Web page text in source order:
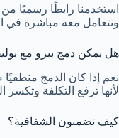
ونتعامل معه مباشرة في
هل يمكن دمج بيرو مع
نعم إذا كان الدمج
لأنها ترفع التكلفة وتكسر
كيف تضمنون الشفافية؟